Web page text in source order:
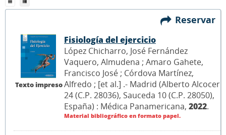
Reservar
Texto impreso
Fisiología del ejercicio
López Chicharro, José Fernández
Vaquero, Almudena ; Amaro Gahete,
Francisco José ; Córdova Martínez,
Alfredo ; [et al.] .- Madrid (Alberto Alcocer
24 (C.P. 28036), Sauceda 10 (C.P. 28050),
España) : Médica Panamericana, 2022.
Material bibliográfico en formato papel.